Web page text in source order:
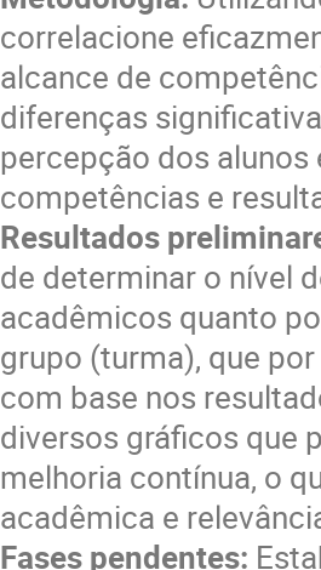
correlacione
alcance de
diferenças
percepção dos
competências e
Resultados
de determinar o nível
acadêmicos quanto
grupo (turma), que
com base nos
diversos gráficos que
melhoria contínua, o
acadêmica e
Fases pendentes: